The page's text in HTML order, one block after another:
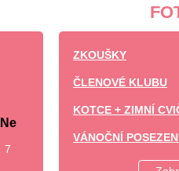
Ne
7
ZKOUŠKY
ČLENOVÉ KLUBU
KOTCE + ZIMNÍ
VÁNOČNÍ
DĚTSKÝ DEN